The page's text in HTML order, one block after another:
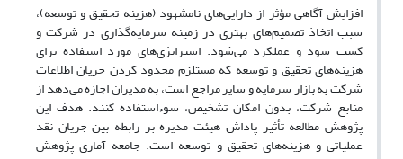
افزایش آگاهی مؤثر از دارایی‌های نامشهود (هزینه تحقیق و توسعه)،
سبب اتخاذ تصمیم‌های بهتری در زمینه سرمایه‌گذاری در شرکت و
کسب سود و عملکرد می‌شود. استراتژی‌های مورد استفاده برای
هزینه‌های تحقیق و توسعه که مستلزم محدود کردن جریان اطلاعات
شرکت به بازار سرمایه و سایر مراجع است، به مدیران اجازه می‌دهد از
منابع شرکت، بدون امکان تشخیص، سوء‌استفاده کنند. هدف این
پژوهش مطالعه تأثیر پاداش هیئت مدیره بر رابطه بین جریان نقد
عملیاتی و هزینه‌های تحقیق و توسعه است. جامعه آماری پژوهش